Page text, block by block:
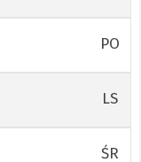
PO
LS
ŚR